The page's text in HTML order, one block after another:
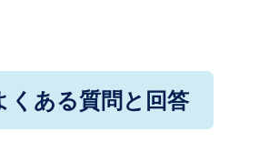
くある質問と回答